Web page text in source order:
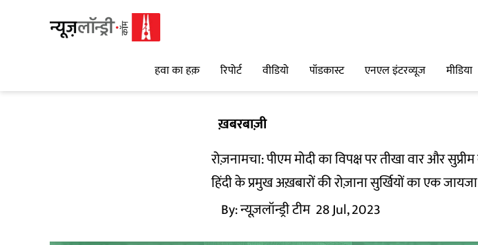
हवा का हक़ रिपोर्ट वीडियो पॉडकास्ट एनएल इंटरव्यूज मीडिया
ख़बरबाज़ी
रोज़नामचा: पीएम मोदी का विपक्ष पर तीखा वार और
हिंदी के प्रमुख अख़बारों की रोज़ाना सुर्खियों का एक
By:न्यूज़लॉन्ड्री टीम 28 Jul, 2023